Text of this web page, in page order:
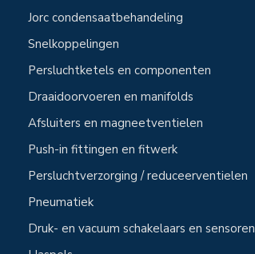
Jorc condensaatbehandeling
Snelkoppelingen
Persluchtketels en componenten
Draaidoorvoeren en manifolds
Afsluiters en magneetventielen
Push-in fittingen en fitwerk
Persluchtverzorging / reduceerventielen
Pneumatiek
Druk- en vacuum schakelaars en sensoren